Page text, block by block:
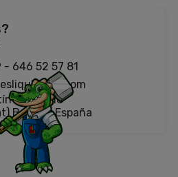
- 646 52 57 81
Cobos, 18
Burgos, España